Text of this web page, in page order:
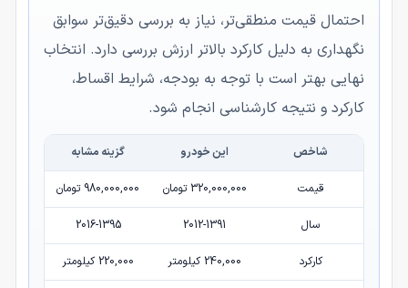
احتمال قیمت منطقی‌تر، نیاز به بررسی دقیق‌تر سوابق
نگهداری به دلیل کارکرد بالاتر ارزش بررسی دارد. انتخاب
نهایی بهتر است با توجه به بودجه، شرایط اقساط،
کارکرد و نتیجه کارشناسی انجام شود.
شاخص این خودرو گزینه مشابه
قیمت 320,000,000 تومان 980,000,000 تومان
سال 2012-1391
2016-1395
کارکرد 240,000 کیلومتر 220,000 کیلومتر